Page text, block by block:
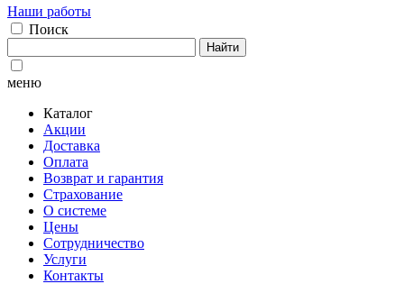
Наши работы
Поиск
Найти
меню
Каталог
Акции
Доставка
Оплата
Возврат и гарантия
Страхование
О системе
Цены
Сотрудничество
Услуги
Контакты